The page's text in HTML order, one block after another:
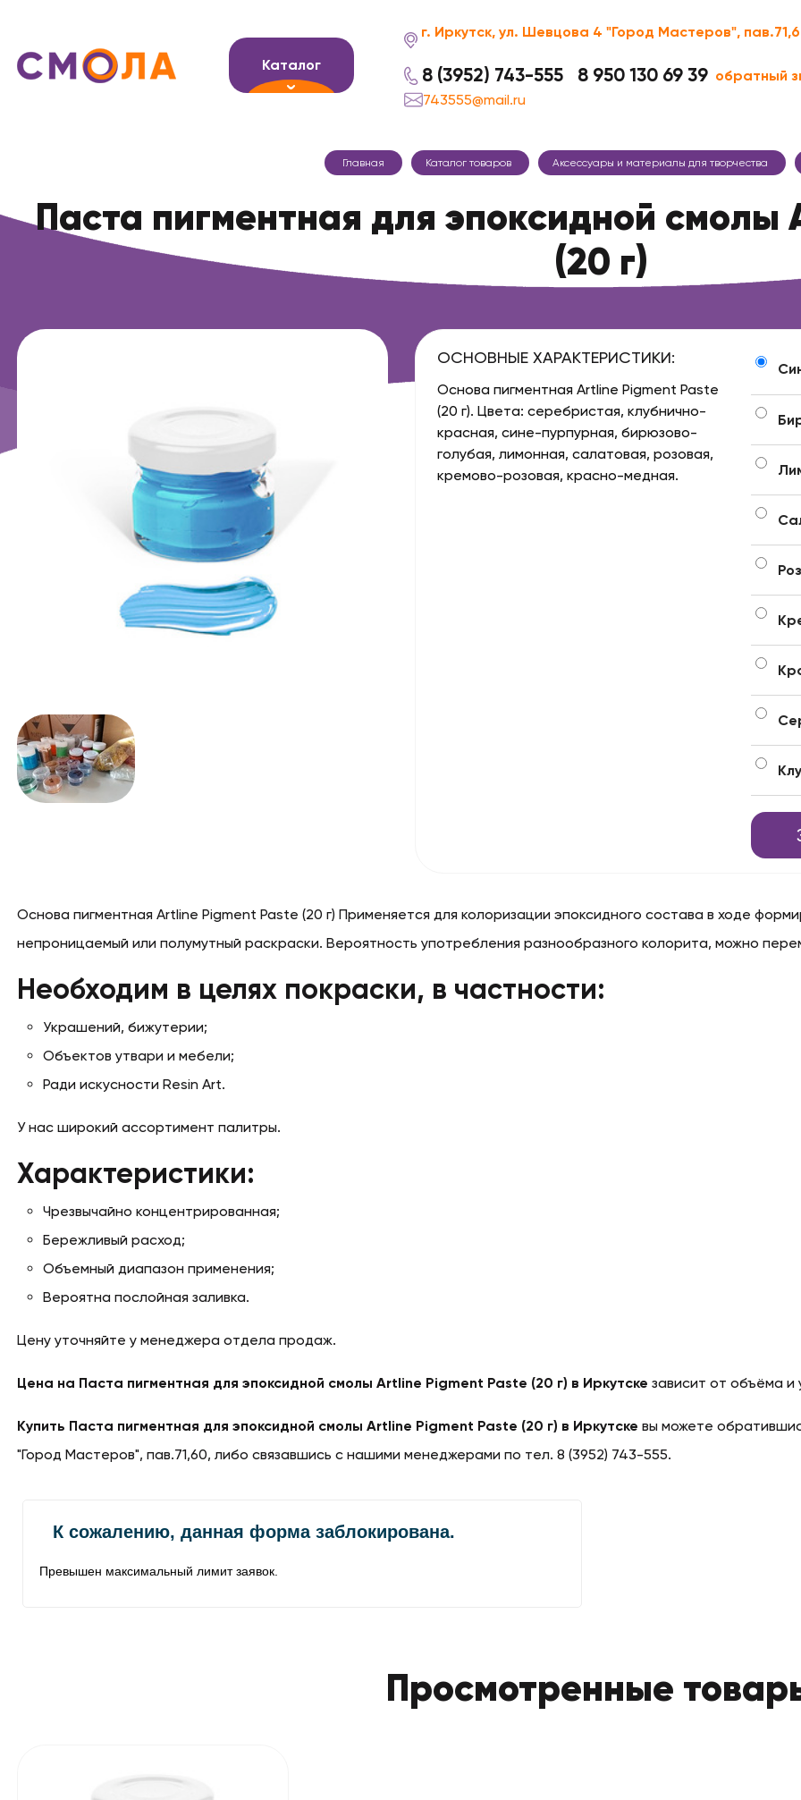
Каталог
г. Иркутск, ул. Шевцова 4 "Город Мастеров",
8 (3952) 743-555 8 950 130 69 39 обратный
743555@mail.ru
Главная Каталог товаров Аксессуары и материалы для творчества
Паста пигментная для эпоксидной
(20 г)
ОСНОВНЫЕ ХАРАКТЕРИСТИКИ:
Основа пигментнаяArtline Pigment Paste
(20 г). Цвета: серебристая, клубнично-
красная, сине-пурпурная, бирюзово-
голубая, лимонная, салатовая, розовая,
кремово-розовая, красно-медная.
Основа пигментная Artline Pigment Paste (20 г) Применяется для колоризации эпоксидного состава в ходе
непроницаемый или полумутный раскраски. Вероятность употребления разнообразного колорита, можно
Необходим в целях покраски, в частности:
Украшений, бижутерии;
Объектов утвари и мебели;
Ради искусности Resin Art.
У нас широкий ассортимент палитры.
Характеристики:
Чрезвычайно концентрированная;
Бережливый расход;
Объемный диапазон применения;
Вероятна послойная заливка.
Цену уточняйте у менеджера отдела продаж.
Цена на Паста пигментная для эпоксидной смолы Artline Pigment Paste (20 г) в Иркутске зависит от объёма и
Купить Паста пигментная для эпоксидной смолы Artline Pigment Paste (20 г) в Иркутске вы можете
"Город Мастеров", пав.71,60, либо связавшись с нашими менеджерами по тел. 8 (3952) 743-555.
Просмотренные